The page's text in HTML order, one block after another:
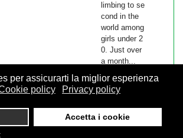
per assicurarti la miglior esperienza
policy Privacy policy
Accetta i cookie
limbing to se
cond in the
world among
girls under 2
0. Just over
a month...
Scacchistica Italiana - V.le Regina
Milano - CF. 80105170155 - P. Iva
fsi@federscacchi.it - Tel. 02.86464369 -